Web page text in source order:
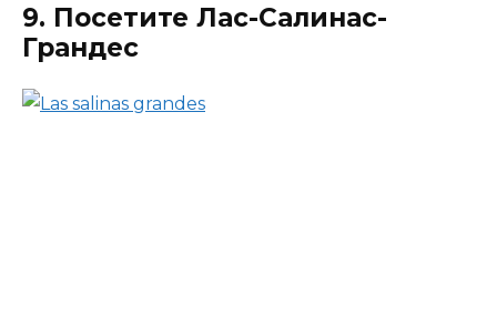
9. Посетите Лас-Салинас-
Грандес